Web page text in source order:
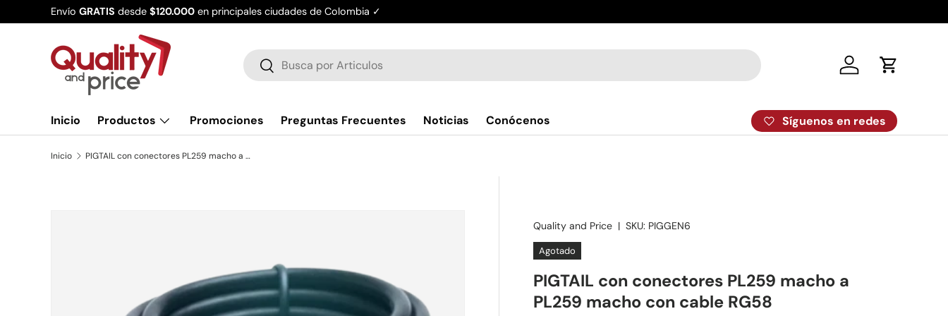
Ir al contenido
Envío GRATIS desde $120.000 en principales ciudades de Colombia ✓
Buscar
Buscar Iniciar sesión
Carrito
Inicio Productos Promociones Preguntas Frecuentes Noticias Conócenos Síguenos en redes
Inicio PIGTAIL con conectores PL259 macho a PL259 macho con cable RG58
Quality and Price | SKU: PIGGEN6
Agotado
PIGTAIL con conectores PL259 macho a
PL259 macho con cable RG58